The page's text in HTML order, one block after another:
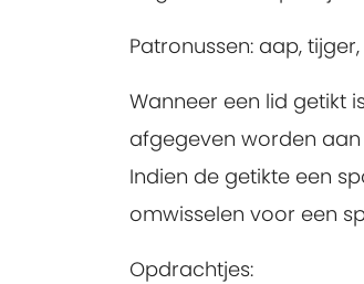
Patronussen: aap,
Wanneer een lid getikt
afgegeven worden
Indien de getikte een
omwisselen voor een
Opdrachtjes: